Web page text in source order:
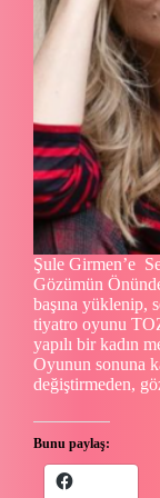
Şule Girmen’e
Gözümün
başına yüklenip,
tiyatro oyunu
yapılı bir kadın
Oyunun sonuna
değiştirmeden,
Bunu paylaş: